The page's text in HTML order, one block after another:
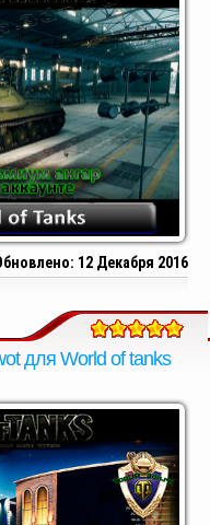
12 Декабря 2016
для World of tanks